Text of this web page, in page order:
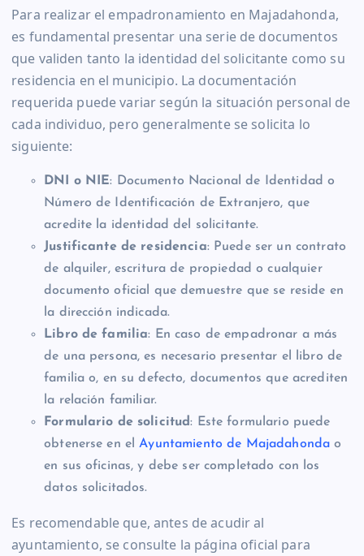
Para realizar el empadronamiento en Majadahonda,
es fundamental presentar una serie de documentos
que validen tanto la identidad del solicitante como su
residencia en el municipio. La documentación
requerida puede variar según la situación personal de
cada individuo, pero generalmente se solicita lo
siguiente:
DNI o NIE: Documento Nacional de Identidad o
Número de Identificación de Extranjero, que
acredite la identidad del solicitante.
Justificante de residencia: Puede ser un contrato
de alquiler, escritura de propiedad o cualquier
documento oficial que demuestre que se reside en
la dirección indicada.
Libro de familia: En caso de empadronar a más
de una persona, es necesario presentar el libro de
familia o, en su defecto, documentos que acrediten
la relación familiar.
Formulario de solicitud: Este formulario puede
obtenerse en elAyuntamiento de Majadahonda o
en sus oficinas, y debe ser completado con los
datos solicitados.
Es recomendable que, antes de acudir al
ayuntamiento, se consulte la página oficial para